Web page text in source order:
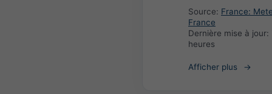
Source: France:
France
Dernière mise à jour:
heures
Afficher plus